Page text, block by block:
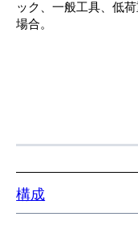
ック、一般工具、低
場合。
構成